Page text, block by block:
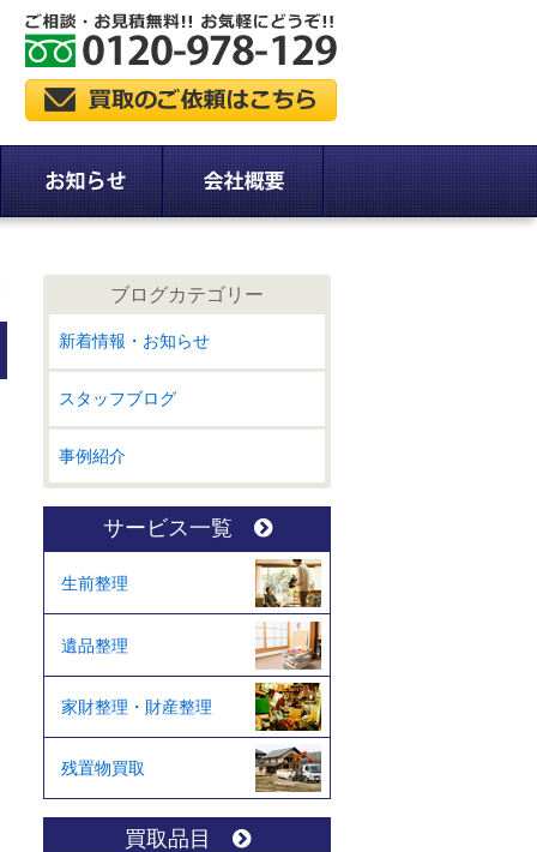
ブログカテゴリー
新着情報・お知らせ
スタッフブログ
事例紹介
サービス一覧
生前整理
遺品整理
家財整理・財産整理
残置物買取
買取品目